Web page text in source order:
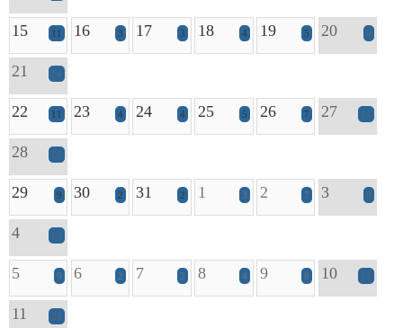
15 11 16 3 17 3 18 4 19 5 20 9
21 14
22 11 23 4 24 4 25 5 26 7 27 11
28 17
29 9 30 2 31 2 1 3 2 7 3 8
4 13
5 9 6 2 7 2 8 4 9 8 10 11
11 24